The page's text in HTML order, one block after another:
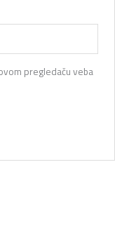
pregledaču veba